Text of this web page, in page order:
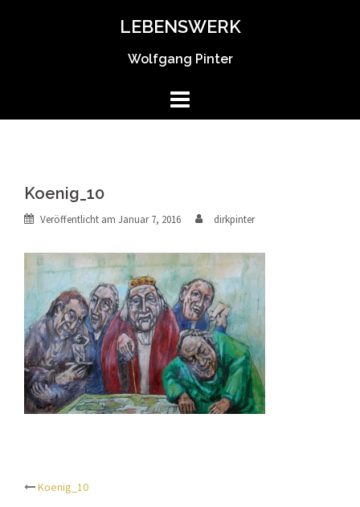
LEBENSWERK
Wolfgang Pinter
Koenig_10
Veröffentlicht am Januar 7, 2016 dirkpinter
Koenig_10